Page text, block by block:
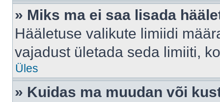
» Miks ma ei saa lisada
Hääletuse valikute limiidi
vajadust ületada seda limiiti,
Üles
» Kuidas ma muudan või